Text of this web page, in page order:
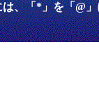
「*」を「@」